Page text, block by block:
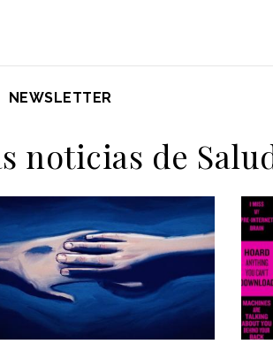
NEWSLETTER
noticias de